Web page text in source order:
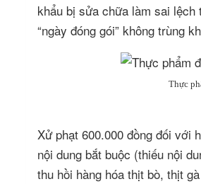
khẩu bị sửa chữa làm sai lệch
“ngày đóng gói” không trùng
Thực
Xử phạt 600.000 đồng đối với
nội dung bắt buộc (thiếu nội
thu hồi hàng hóa thịt bò, thịt